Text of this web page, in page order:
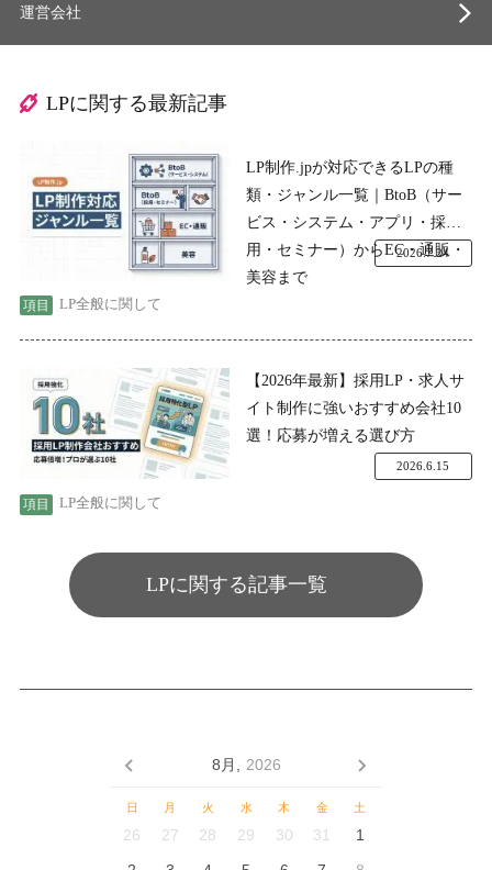
運営会社
LPに関する最新記事
LP制作.jpが対応できるLPの種
類・ジャンル一覧｜BtoB（サー
ビス・システム・アプリ・採
用・セミナー）からEC・通販・
美容まで
LP全般に関して
2026.7.24
【2026年最新】採用LP・求人サ
イト制作に強いおすすめ会社10
選！応募が増える選び方
LP全般に関して
2026.6.15
LPに関する記事一覧
8月, 2026
日 月 火 水 木 金 土
26 27 28 29 30 31
1